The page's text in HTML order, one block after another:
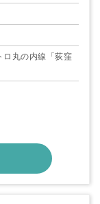
月により変動、
ロ丸の内線「荻窪